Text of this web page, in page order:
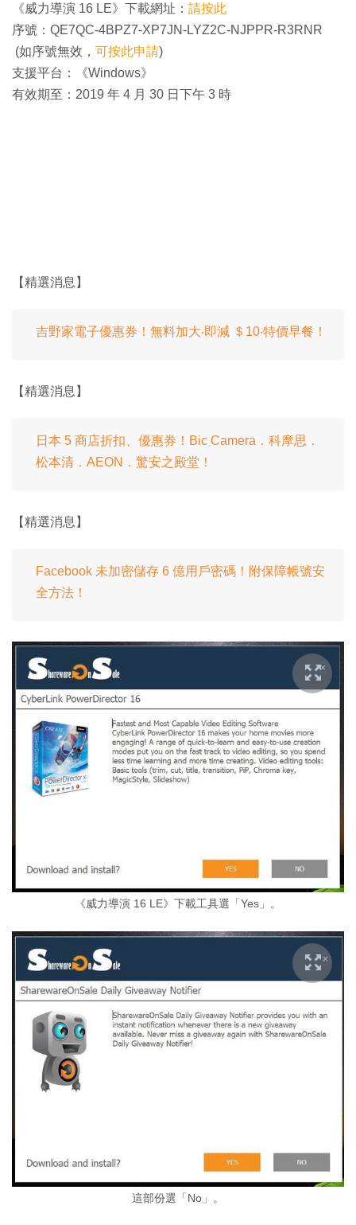
《威力導演 16 LE》下載網址： 請按此
序號：QE7QC-4BPZ7-XP7JN-LYZ2C-NJPPR-R3RNR
(如序號無效， 可按此申請)
支援平台：《Windows》
有效期至：2019 年 4 月 30 日下午 3 時
【精選消息】
吉野家電子優惠券！無料加大‧即減 ＄10‧特價早餐！
【精選消息】
日本 5 商店折扣、優惠券！Bic Camera．科摩思．
松本清．AEON．驚安之殿堂！
【精選消息】
Facebook 未加密儲存 6 億用戶密碼！附保障帳號安
全方法！
《威力導演 16 LE》下載工具選「Yes」。
這部份選「No」。